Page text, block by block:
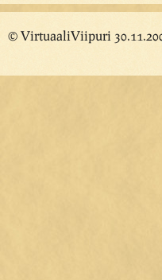
© VirtuaaliViipuri